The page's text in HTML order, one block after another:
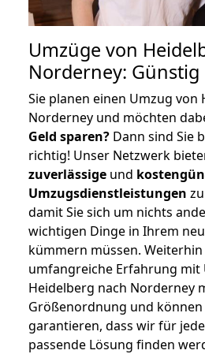
Umzüge von
Norderney:
Sie planen einen Umzug von
Norderney und möchten
Geld sparen? Dann sind Sie
richtig! Unser Netzwerk
zuverlässige und
Umzugsdienstleistungen
damit Sie sich um nichts
wichtigen Dinge in Ihrem
kümmern müssen.
umfangreiche Erfahrung mit
Heidelberg nach Norderney
Größenordnung und
garantieren, dass wir für
passende Lösung finden